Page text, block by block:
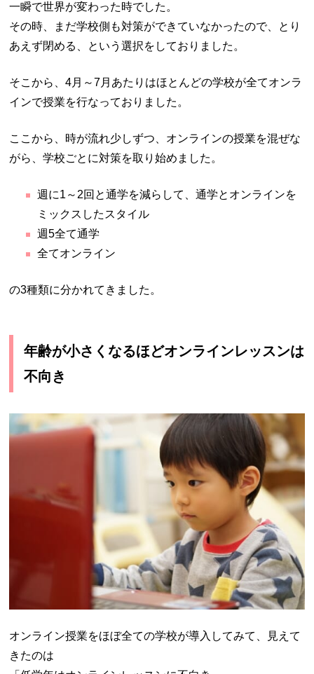
一瞬で世界が変わった時でした。
その時、まだ学校側も対策ができていなかったので、とり
あえず閉める、という選択をしておりました。
そこから、4月～7月あたりはほとんどの学校が全てオンラ
インで授業を行なっておりました。
ここから、時が流れ少しずつ、オンラインの授業を混ぜな
がら、学校ごとに対策を取り始めました。
週に1～2回と通学を減らして、通学とオンラインを
ミックスしたスタイル
週5全て通学
全てオンライン
の3種類に分かれてきました。
年齢が小さくなるほどオンラインレッスンは
不向き
オンライン授業をほぼ全ての学校が導入してみて、見えて
きたのは